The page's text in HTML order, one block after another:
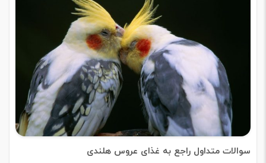
سوالات متداول راجع به غذای عروس هلندی